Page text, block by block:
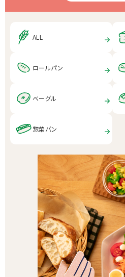
ALL
ロールパン
ベーグル
惣菜パン